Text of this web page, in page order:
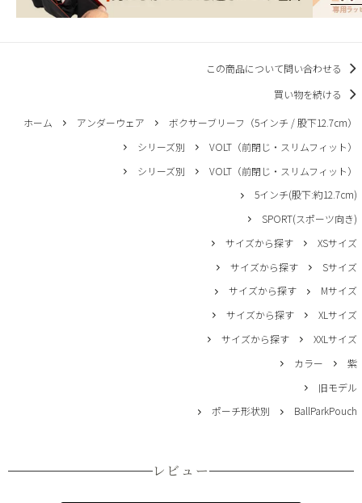
この商品について問い合わせる
買い物を続ける
ホーム アンダーウェア
ボクサーブリーフ（5インチ / 股下12.7cm）
シリーズ別
VOLT（前閉じ・スリムフィット）
シリーズ別
VOLT（前閉じ・スリムフィット）
5インチ(股下:約12.7cm)
SPORT(スポーツ向き)
サイズから探す
XSサイズ
サイズから探す
Sサイズ
サイズから探す
Mサイズ
サイズから探す
XLサイズ
サイズから探す
XXLサイズ
カラー
紫
旧モデル
ポーチ形状別
BallParkPouch
レビュー